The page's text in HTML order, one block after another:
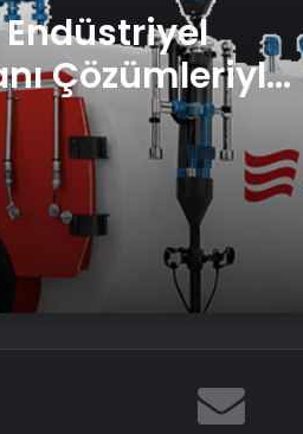
Endüstriyel
Çözümleriyle
Verimli